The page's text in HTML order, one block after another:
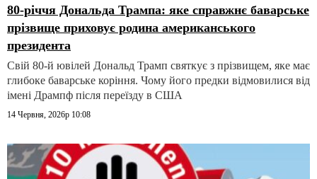
80-річчя Дональда Трампа: яке справжнє баварське
прізвище приховує родина американського
президента
Свій 80-й ювілей Дональд Трамп святкує з прізвищем, яке має
глибоке баварське коріння. Чому його предки відмовилися від
імені Дрампф після переїзду в США
14 Червня, 2026р 10:08